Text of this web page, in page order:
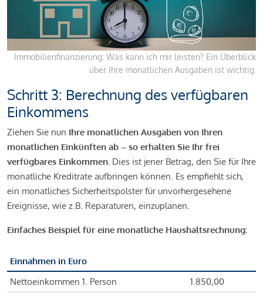
Immobilienfinanzierung: Was kann ich mir leisten? Ein Überblick
über Ihre monatlichen Ausgaben ist wichtig.
Schritt 3: Berechnung des verfügbaren
Einkommens
Ziehen Sie nun Ihre monatlichen Ausgaben von Ihren
monatlichen Einkünften ab – so erhalten Sie Ihr frei
verfügbares Einkommen. Dies ist jener Betrag, den Sie für Ihre
monatliche Kreditrate aufbringen können. Es empfiehlt sich,
ein monatliches Sicherheitspolster für unvorhergesehene
Ereignisse, wie z.B. Reparaturen, einzuplanen.
Einfaches Beispiel für eine monatliche Haushaltsrechnung:
Einnahmen in Euro
Nettoeinkommen 1. Person
1.850,00